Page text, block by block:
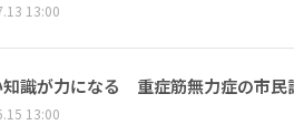
13:00
識が力になる 重症筋無力症の市民
13:00